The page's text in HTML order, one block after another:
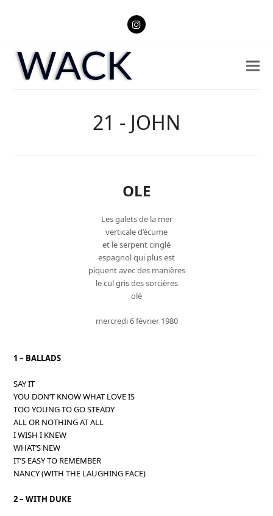
Instagram
21 - JOHN
OLE
Les galets de la mer
verticale d’écume
et le serpent cinglé
espagnol qui plus est
piquent avec des manières
le cul gris des sorcières
olé
mercredi 6 février 1980
1 – BALLADS
SAY IT
YOU DON’T KNOW WHAT LOVE IS
TOO YOUNG TO GO STEADY
ALL OR NOTHING AT ALL
I WISH I KNEW
WHAT’S NEW
IT’S EASY TO REMEMBER
NANCY (WITH THE LAUGHING FACE)
2 – WITH DUKE